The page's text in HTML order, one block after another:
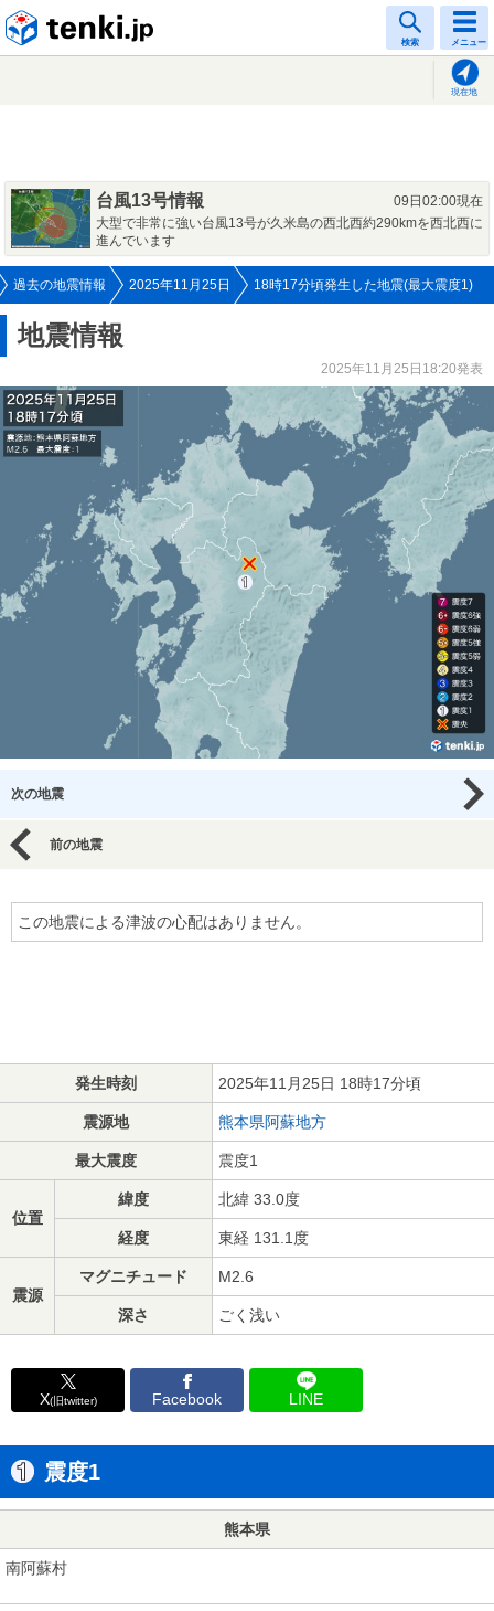
検索 メニュー
現在地
台風13号情報
09日02:00現在
大型で非常に強い台風13号が久米島の西北西約290kmを西北西に
進んでいます
過去の地震情報 2025年11月25日 18時17分頃発生した地震(最大震度1)
地震情報
2025年11月25日18:20発表
次の地震
前の地震
この地震による津波の心配はありません。
発生時刻 2025年11月25日 18時17分頃
震源地 熊本県阿蘇地方
最大震度 震度1
位置
緯度 北緯 33.0度
経度 東経 131.1度
震源
マグニチュード M2.6
深さ ごく浅い
X(旧twitter) Facebook LINE
震度1
熊本県
南阿蘇村